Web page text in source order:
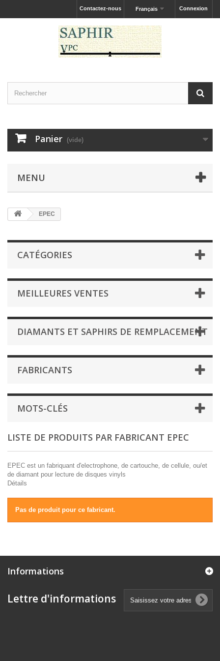
Connexion
Français
Contactez-nous
Panier (vide)
MENU
EPEC
CATÉGORIES
MEILLEURES VENTES
DIAMANTS ET SAPHIRS DE REMPLACEMENT
FABRICANTS
MOTS-CLÉS
LISTE DE PRODUITS PAR FABRICANT EPEC
EPEC est un fabriquant d'electrophone, de cartouche, de cellule, ou/et
de diamant pour lecture de disques vinyls
Détails
Pas de produit pour ce fabricant.
Informations
Lettre d'informations